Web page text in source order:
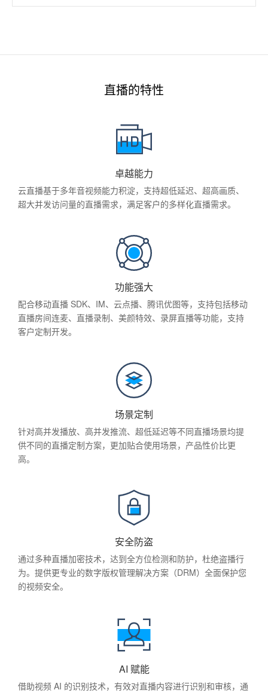
直播的特性
卓越能力
云直播基于多年音视频能力积淀，支持超低延迟、超高画质、
超大并发访问量的直播需求，满足客户的多样化直播需求。
功能强大
配合移动直播 SDK、IM、云点播、腾讯优图等，支持包括移动
直播房间连麦、直播录制、美颜特效、录屏直播等功能，支持
客户定制开发。
场景定制
针对高并发播放、高并发推流、超低延迟等不同直播场景均提
供不同的直播定制方案，更加贴合使用场景，产品性价比更
高。
安全防盗
通过多种直播加密技术，达到全方位检测和防护，杜绝盗播行
为。提供更专业的数字版权管理解决方案（DRM）全面保护您
的视频安全。
AI 赋能
借助视频 AI 的识别技术，有效对直播内容进行识别和审核，通